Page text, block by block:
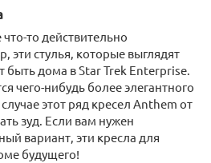
то действительно
эти стулья, которые выглядят
быть дома в Star Trek Enterprise.
чего-нибудь более элегантного
этот ряд кресел Anthem от
зуд. Если вам нужен
вариант, эти кресла для
будущего!